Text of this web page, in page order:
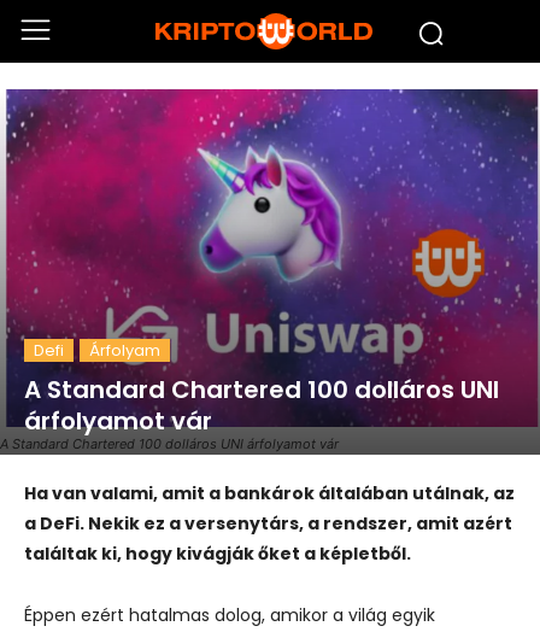
A Standard Chartered 100 dolláros UNI árfolyamot vár
Defi Árfolyam
A Standard Chartered 100 dolláros UNI
árfolyamot vár
Ha van valami, amit a bankárok általában utálnak, az
a DeFi. Nekik ez a versenytárs, a rendszer, amit azért
találtak ki, hogy kivágják őket a képletből.
Éppen ezért hatalmas dolog, amikor a világ egyik